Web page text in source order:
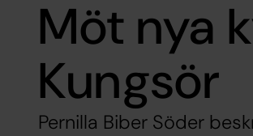
Möt nya
Kungsör
Pernilla Biber Söder